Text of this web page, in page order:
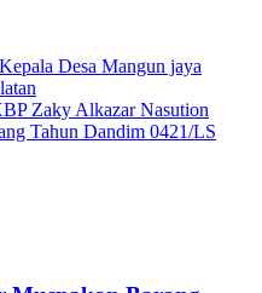
Desa Mangun jaya
Zaky Alkazar Nasution
Tahun Dandim 0421/LS